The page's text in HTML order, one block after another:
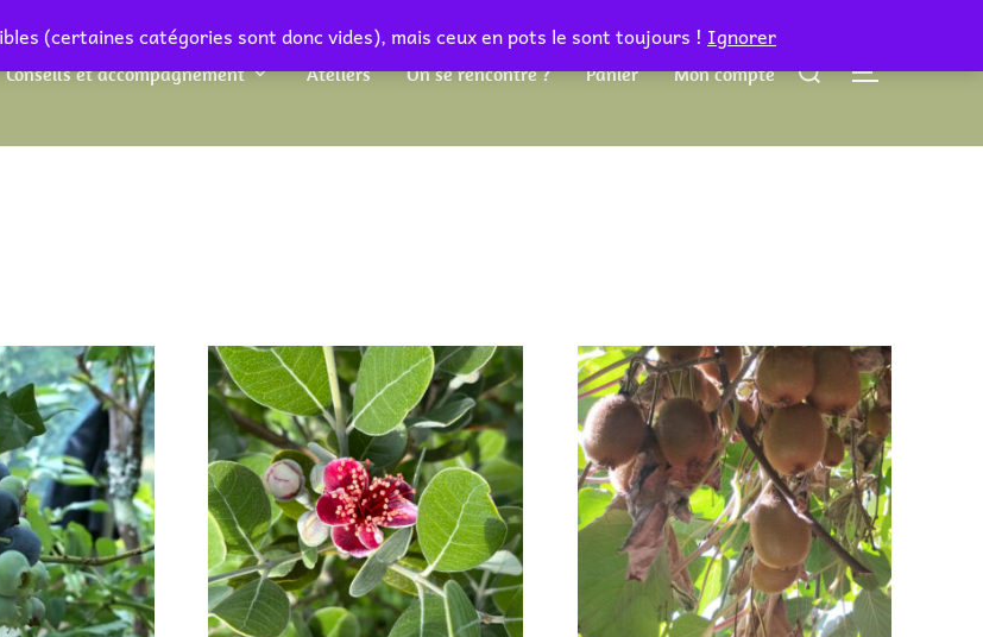
(certaines catégories sont donc vides), mais ceux en pots le sont toujours ! Ignorer
Conseils et accompagnement Ateliers On se rencontre ? Panier Mon compte